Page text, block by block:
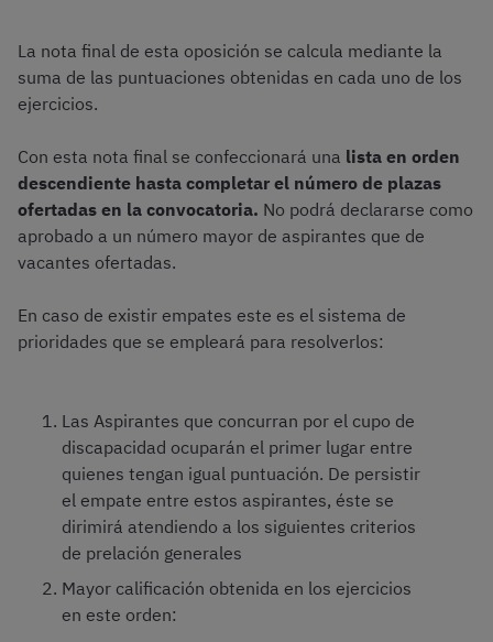
La nota final de esta oposición se calcula mediante la
suma de las puntuaciones obtenidas en cada uno de los
ejercicios.
Con esta nota final se confeccionará una lista en orden
descendiente hasta completar el número de plazas
ofertadas en la convocatoria. No podrá declararse como
aprobado a un número mayor de aspirantes que de
vacantes ofertadas.
En caso de existir empates este es el sistema de
prioridades que se empleará para resolverlos:
Las Aspirantes que concurran por el cupo de
discapacidad ocuparán el primer lugar entre
quienes tengan igual puntuación. De persistir
el empate entre estos aspirantes, éste se
dirimirá atendiendo a los siguientes criterios
de prelación generales
Mayor calificación obtenida en los ejercicios
en este orden: